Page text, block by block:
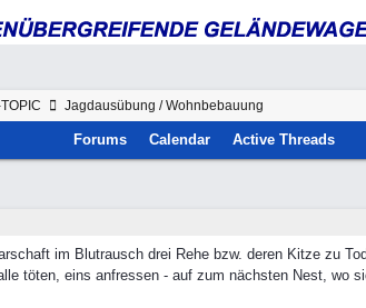
Jagdausübung / Wohnbebauung
Forums Calendar Active Threads
im Blutrausch drei Rehe bzw. deren Kitze zu
töten, eins anfressen - auf zum nächsten Nest, wo